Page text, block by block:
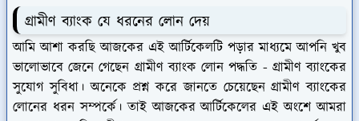
গ্রামীণ ব্যাংক যে ধরনের লোন দেয়
আমি আশা করছি আজকের এই আর্টিকেলটি পড়ার মাধ্যমে আপনি খুব
ভালোভাবে জেনে গেছেন গ্রামীণ ব্যাংক লোন পদ্ধতি - গ্রামীণ ব্যাংকের
সুযোগ সুবিধা। অনেকে প্রশ্ন করে জানতে চেয়েছেন গ্রামীণ ব্যাংকের
লোনের ধরন সম্পর্কে। তাই আজকের আর্টিকেলের এই অংশে আমরা